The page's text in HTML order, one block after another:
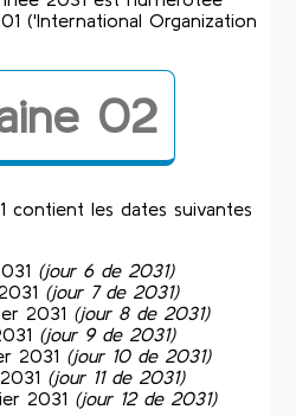
('International Organization
02
contient les dates suivantes
(jour 6 de 2031)
(jour 7 de 2031)
2031 (jour 8 de 2031)
(jour 9 de 2031)
2031 (jour 10 de 2031)
(jour 11 de 2031)
2031 (jour 12 de 2031)